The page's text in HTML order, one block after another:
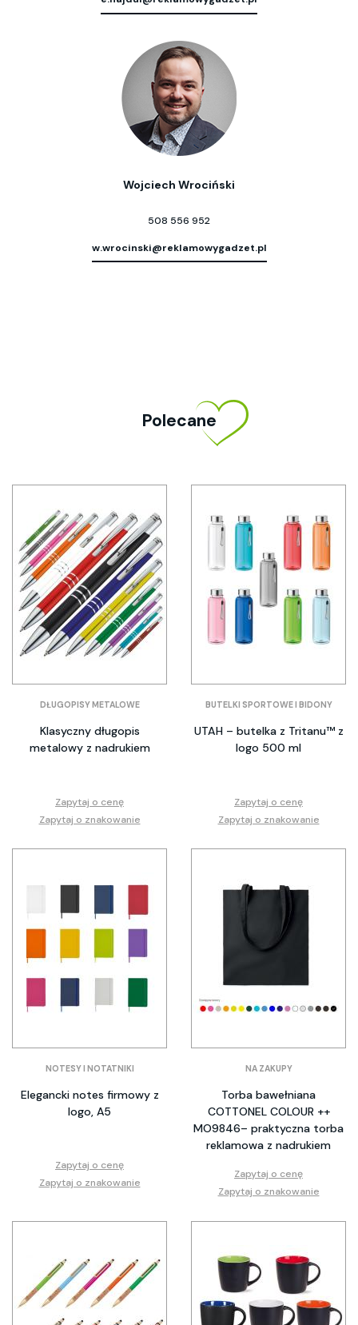
Wojciech Wrociński
508 556 952
w.wrocinski@reklamowygadzet.pl
Polecane
DŁUGOPISY METALOWE
Klasyczny długopis
metalowy z nadrukiem
Zapytaj o cenę
Zapytaj o znakowanie
BUTELKI SPORTOWE I BIDONY
UTAH – butelka z Tritanu™ z
logo 500 ml
Zapytaj o cenę
Zapytaj o znakowanie
NOTESY I NOTATNIKI
Elegancki notes firmowy z
logo, A5
Zapytaj o cenę
Zapytaj o znakowanie
NA ZAKUPY
Torba bawełniana
COTTONEL COLOUR ++
MO9846– praktyczna torba
reklamowa z nadrukiem
Zapytaj o cenę
Zapytaj o znakowanie